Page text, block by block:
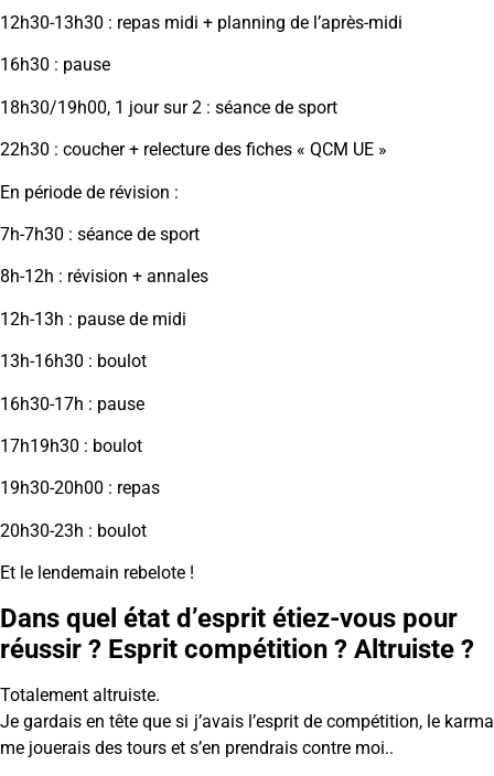
12h30-13h30 : repas midi + planning de l’après-midi
16h30 : pause
18h30/19h00, 1 jour sur 2 : séance de sport
22h30 : coucher + relecture des fiches « QCM UE »
En période de révision :
7h-7h30 : séance de sport
8h-12h : révision + annales
12h-13h : pause de midi
13h-16h30 : boulot
16h30-17h : pause
17h19h30 : boulot
19h30-20h00 : repas
20h30-23h : boulot
Et le lendemain rebelote !
Dans quel état d’esprit étiez-vous pour
réussir ? Esprit compétition ? Altruiste ?
Totalement altruiste.
Je gardais en tête que si j’avais l’esprit de compétition, le karma
me jouerais des tours et s’en prendrais contre moi..